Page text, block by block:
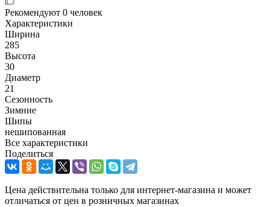
Рекомендуют 0 человек
Характеристики
Ширина
285
Высота
30
Диаметр
21
Сезонность
Зимние
Шипы
нешипованная
Все характеристики
Поделиться
Цена действительна только для интернет-магазина и может
отличаться от цен в розничных магазинах